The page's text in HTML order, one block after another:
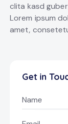
clita kasd
Lorem ipsum
amet,
Get in